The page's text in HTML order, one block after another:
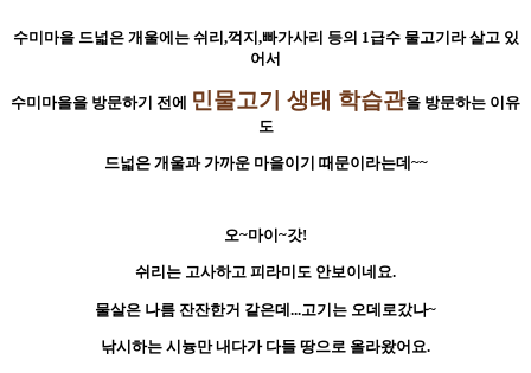
수미마을 드넓은 개울에는 쉬리,꺽지,빠가사리 등의 1급수 물고기라 살고 있
어서
수미마을을 방문하기 전에 민물고기 생태 학습관을 방문하는 이유
도
드넓은 개울과 가까운 마을이기 때문이라는데~~
오~마이~갓!
쉬리는 고사하고 피라미도 안보이네요.
물살은 나름 잔잔한거 같은데...고기는 오데로갔나~
낚시하는 시늉만 내다가 다들 땅으로 올라왔어요.